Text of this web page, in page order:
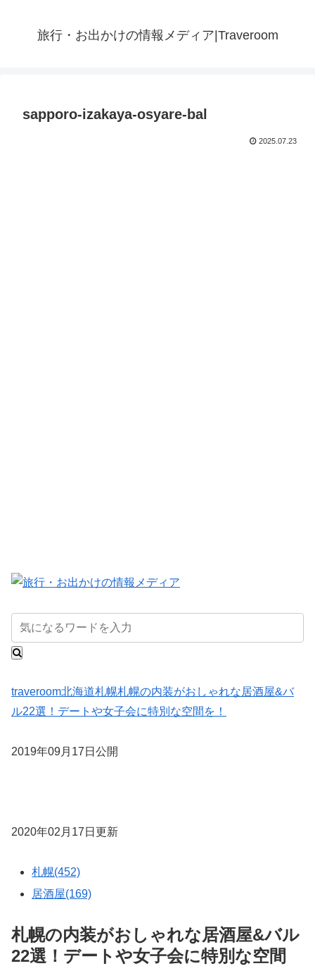
旅行・お出かけの情報メディア|Traveroom
sapporo-izakaya-osyare-bal
2025.07.23
traveroom北海道札幌札幌の内装がおしゃれな居酒屋&バ
ル22選！デートや女子会に特別な空間を！
2019年09月17日公開
2020年02月17日更新
札幌(452)
居酒屋(169)
札幌の内装がおしゃれな居酒屋&バル
22選！デートや女子会に特別な空間